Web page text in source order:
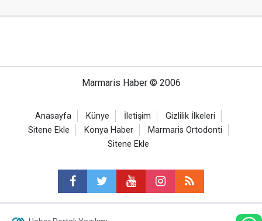
Marmaris Haber © 2006
Anasayfa Künye İletişim
Gizlilik İlkeleri
Sitene Ekle
Konya Haber
Marmaris Ortodonti
Sitene Ekle